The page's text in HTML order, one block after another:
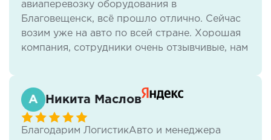
авиаперевозку оборудования в
Благовещенск, всё прошло отлично. Сейчас
возим уже на авто по всей стране. Хорошая
компания, сотрудники очень отзывчивые, нам
Никита Маслов
Благодарим ЛогистикАвто и менеджера